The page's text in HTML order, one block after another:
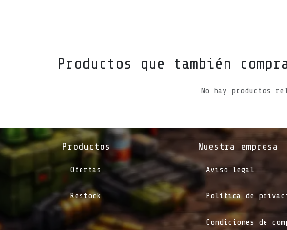
Productos que también
No hay productos
Productos
Ofertas
Restock
Nuestra empresa
Aviso legal
Política de
Condiciones de